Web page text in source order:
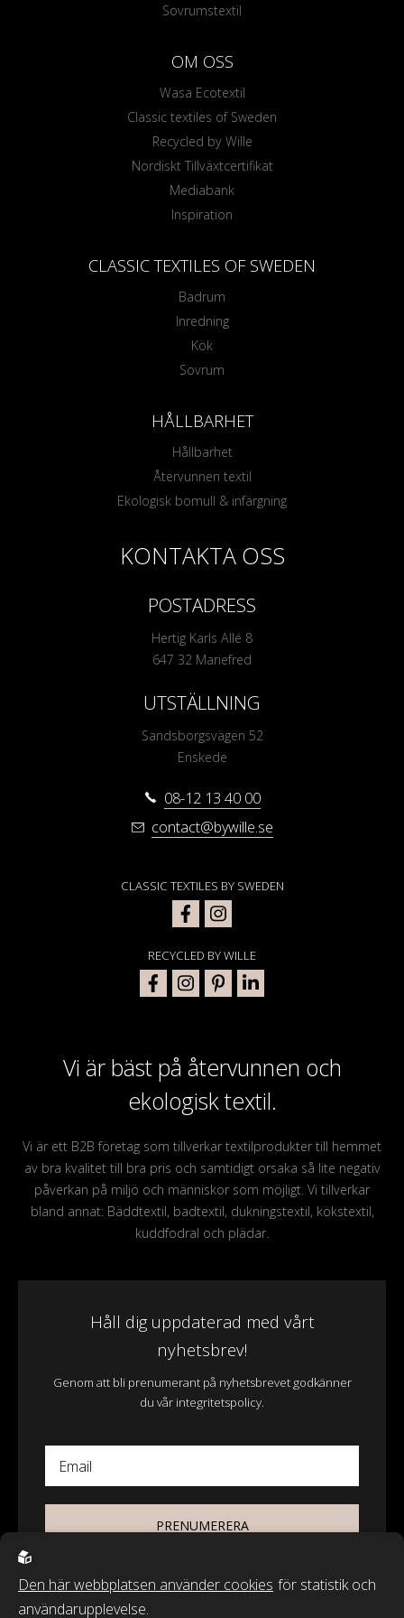
Sovrumstextil
OM OSS
Wasa Ecotextil
Classic textiles of Sweden
Recycled by Wille
Nordiskt Tillväxtcertifikat
Mediabank
Inspiration
CLASSIC TEXTILES OF SWEDEN
Badrum
Inredning
Kök
Sovrum
HÅLLBARHET
Hållbarhet
Återvunnen textil
Ekologisk bomull & infärgning
Vi är bäst på återvunnen och
ekologisk textil.
Vi är ett B2B företag som tillverkar textilprodukter till hemmet
av bra kvalitet till bra pris och samtidigt orsaka så lite negativ
påverkan på miljö och människor som möjligt. Vi tillverkar
bland annat: Bäddtextil, badtextil, dukningstextil, kökstextil,
kuddfodral och plädar.
Håll dig uppdaterad med vårt
nyhetsbrev!
Genom att bli prenumerant på nyhetsbrevet godkänner
du vår integritetspolicy.
Email
PRENUMERERA
KONTAKTA OSS
POSTADRESS
Hertig Karls Allé 8
647 32 Mariefred
UTSTÄLLNING
Sandsborgsvägen 52
Enskede
08-12 13 40 00
contact@bywille.se
CLASSIC TEXTILES BY SWEDEN
RECYCLED BY WILLE
Den här webbplatsen använder cookies för statistik och
användarupplevelse.